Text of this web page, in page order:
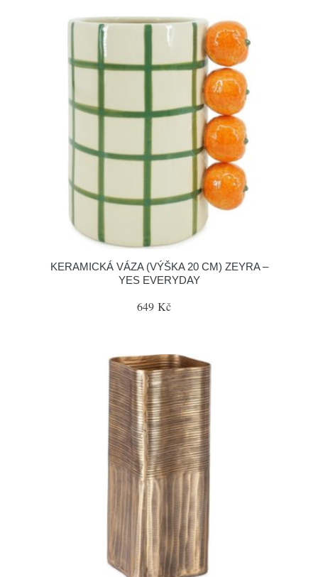
KERAMICKÁ VÁZA (VÝŠKA 20 CM) ZEYRA –
YES EVERYDAY
649 Kč